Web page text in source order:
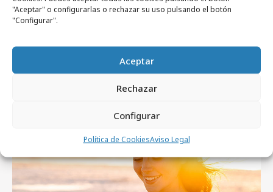
"Aceptar" o configurarlas o rechazar su uso pulsando el botón
"Configurar".
Aceptar
Rechazar
Configurar
Política de CookiesAviso Legal
WPP Media incorpora a Juan Antonio Ortiz